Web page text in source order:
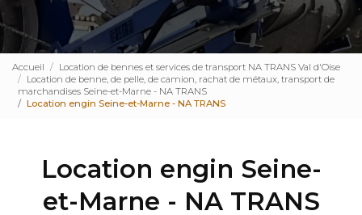
Accueil
Location de bennes et services de transport NA TRANS Val d'Oise
Location de benne, de pelle, de camion, rachat de métaux, transport de
marchandises Seine-et-Marne - NA TRANS
Location engin Seine-et-Marne - NA TRANS
Location engin Seine-
et-Marne - NA TRANS